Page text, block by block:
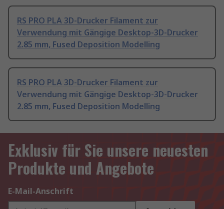
RS PRO PLA 3D-Drucker Filament zur
Verwendung mit Gängige Desktop-3D-Drucker
2.85 mm, Fused Deposition Modelling
RS PRO PLA 3D-Drucker Filament zur
Verwendung mit Gängige Desktop-3D-Drucker
2.85 mm, Fused Deposition Modelling
Exklusiv für Sie unsere neuesten
Produkte und Angebote
E-Mail-Anschrift